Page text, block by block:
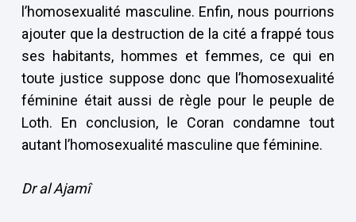
l’homosexualité masculine. Enfin, nous pourrions
ajouter que la destruction de la cité a frappé tous
ses habitants, hommes et femmes, ce qui en
toute justice suppose donc que l’homosexualité
féminine était aussi de règle pour le peuple de
Loth. En conclusion, le Coran condamne tout
autant l’homosexualité masculine que féminine.
Dr al Ajamî